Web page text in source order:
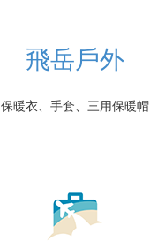
飛岳戶外
保暖衣、手套、三用保暖帽